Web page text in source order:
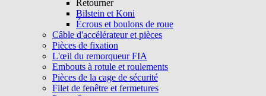
Retourner
Bilstein et Koni
Écrous et boulons de roue
Câble d'accélérateur et pièces
Pièces de fixation
L'œil du remorqueur FIA
Embouts à rotule et roulements
Pièces de la cage de sécurité
Filet de fenêtre et fermetures